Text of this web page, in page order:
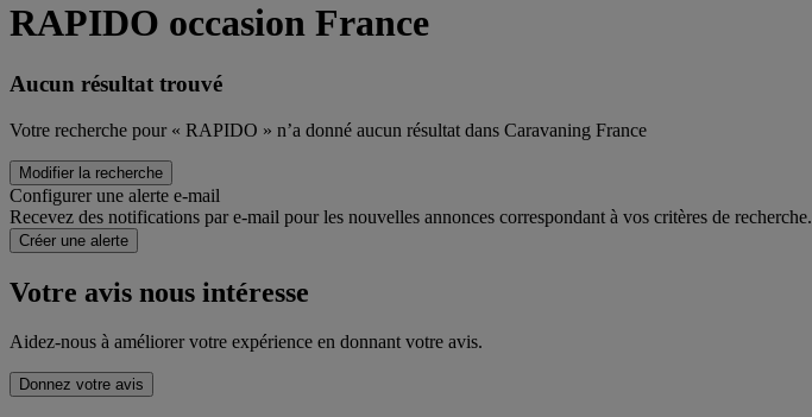
RAPIDO occasion France
Aucun résultat trouvé
Votre recherche pour « RAPIDO » n’a donné aucun résultat dans Caravaning France
Modifier la recherche
Configurer une alerte e-mail
Recevez des notifications par e-mail pour les nouvelles annonces correspondant à vos critères de recherche.
Créer une alerte
Votre avis nous intéresse
Aidez-nous à améliorer votre expérience en donnant votre avis.
Donnez votre avis